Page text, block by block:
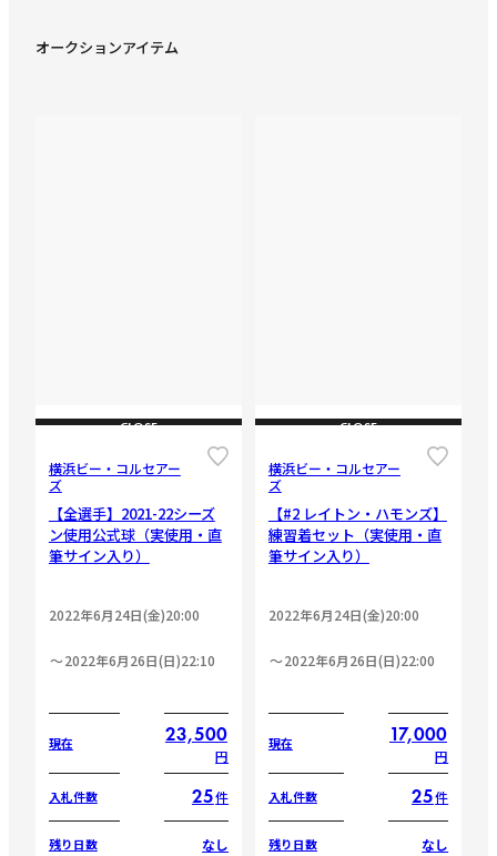
オークションアイテム
CLOSE
横浜ビー・コルセアー
ズ
【全選手】2021-22シーズ
ン使用公式球（実使用・直
筆サイン入り）
2022年6月24日(金)20:00
2022年6月26日(日)22:10
現在 23,500
円
入札件数 25件
残り日数 なし
CLOSE
横浜ビー・コルセアー
ズ
【#2 レイトン・ハモンズ】
練習着セット（実使用・直
筆サイン入り）
2022年6月24日(金)20:00
2022年6月26日(日)22:00
現在 17,000
円
入札件数 25件
残り日数 なし